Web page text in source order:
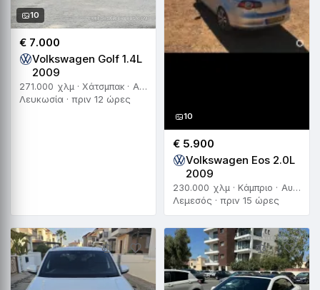
10
€ 7.000
Volkswagen Golf 1.4L
2009
271.000 χλμ · Χάτσμπακ · Αυτόματο
Λευκωσία · πριν 12 ώρες
10
€ 5.900
Volkswagen Eos 2.0L
2009
230.000 χλμ · Κάμπριο · Αυτόματο
Λεμεσός · πριν 15 ώρες